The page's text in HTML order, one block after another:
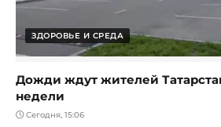
ЗДОРОВЬЕ И СРЕДА
Дожди ждут жителей
недели
Сегодня, 15:06